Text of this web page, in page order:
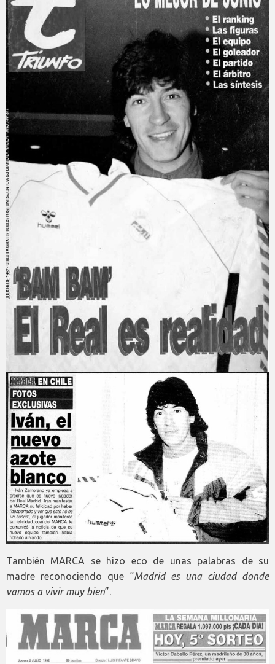
También MARCA se hizo eco de unas palabras de su
madre reconociendo que “Madrid es una ciudad donde
vamos a vivir muy bien”.